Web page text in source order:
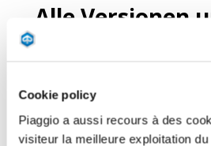
Cookie policy
Piaggio a aussi recours à des
visiteur la meilleure exploitation
Alle Versionen